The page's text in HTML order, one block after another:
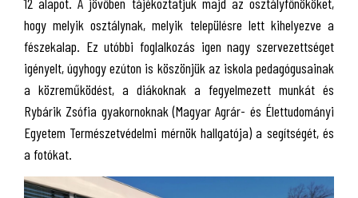
hogy melyik osztálynak, melyik településre lett kihelyezve a
fészekalap. Ez utóbbi foglalkozás igen nagy szervezettséget
igényelt, úgyhogy ezúton is köszönjük az iskola pedagógusainak
a közreműködést, a diákoknak a fegyelmezett munkát és
Rybárik Zsófia gyakornoknak (Magyar Agrár- és Élettudományi
Egyetem Természetvédelmi mérnök hallgatója) a segítségét, és
a fotókat.